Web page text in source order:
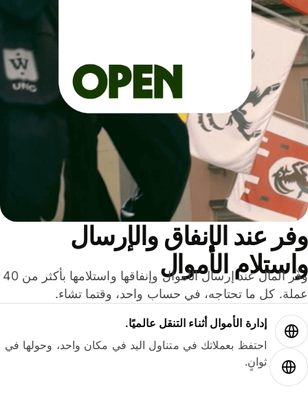
عند الإنفاق والإرسال
الأموال
وفّر المال عند إرسال الأموال وإنفاقها واستلامها بأكثر من 40
كل ما تحتاجه، في حساب واحد، وقتما تشاء.
إدارة الأموال أثناء التنقل عالميًا.
احتفظ بعملاتك في متناول اليد في مكان واحد، وحولها في
ثوانٍ.